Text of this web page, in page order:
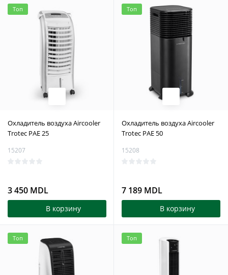
Топ
Охладитель воздуха Aircooler
Trotec PAE 25
15207
3 450 MDL
В корзину
Топ
Охладитель воздуха Aircooler
Trotec PAE 50
15208
7 189 MDL
В корзину
Топ Топ